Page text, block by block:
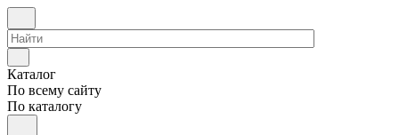
Каталог
По всему сайту
По каталогу